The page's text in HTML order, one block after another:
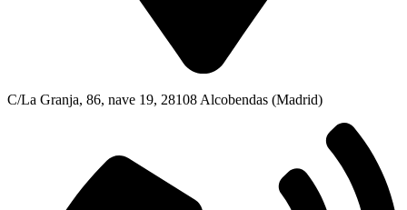
C/La Granja, 86, nave 19, 28108 Alcobendas (Madrid)